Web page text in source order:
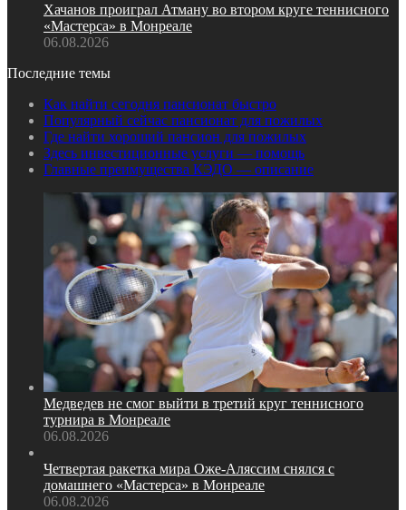
Хачанов проиграл Атману во втором круге теннисного
«Мастерса» в Монреале
06.08.2026
Последние темы
Как найти сегодня пансионат быстро
Популярный сейчас пансионат для пожилых
Где найти хороший пансион для пожилых
Здесь инвестиционные услуги — помощь
Главные преимущества КЭДО — описание
Медведев не смог выйти в третий круг теннисного
турнира в Монреале
06.08.2026
Четвертая ракетка мира Оже‑Аляссим снялся с
домашнего «Мастерса» в Монреале
06.08.2026